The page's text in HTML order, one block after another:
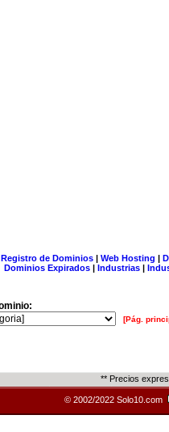
Registro de Dominios| Web Hosting |
Dominios Expirados | Industrias |
[Pág.
** Precios
© 2002/2022 Solo10.com